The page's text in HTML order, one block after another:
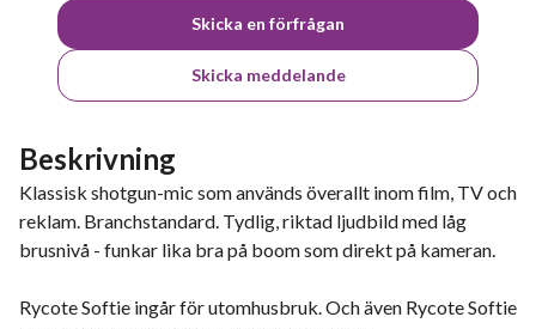
Skicka en förfrågan
Skicka meddelande
Beskrivning
Klassisk shotgun-mic som används överallt inom film, TV och
reklam. Branchstandard. Tydlig, riktad ljudbild med låg
brusnivå - funkar lika bra på boom som direkt på kameran.
Rycote Softie ingår för utomhusbruk. Och även Rycote Softie